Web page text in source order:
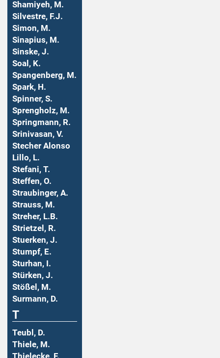
Shamiyeh, M.
Silvestre, F.J.
Simon, M.
Sinapius, M.
Sinske, J.
Soal, K.
Spangenberg, M.
Spark, H.
Spinner, S.
Sprengholz, M.
Springmann, R.
Srinivasan, V.
Stecher Alonso
Lillo, L.
Stefani, T.
Steffen, O.
Straubinger, A.
Strauss, M.
Streher, L.B.
Strietzel, R.
Stuerken, J.
Stumpf, E.
Sturhan, I.
Stürken, J.
Stößel, M.
Surmann, D.
T
Teubl, D.
Thiele, M.
Thielecke, F.